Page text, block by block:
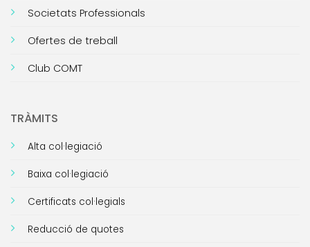
Societats Professionals
Ofertes de treball
Club COMT
TRÀMITS
Alta col·legiació
Baixa col·legiació
Certificats col·legials
Reducció de quotes